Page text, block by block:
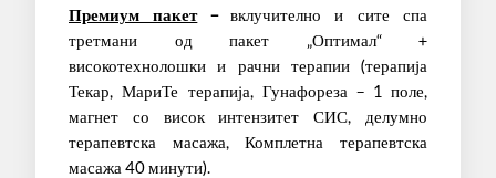
Премиум пакет –вклучително и сите спа
третмани од пакет „Оптимал“ +
високотехнолошки и рачни терапии (терапија
Текар, МариТе терапија, Гунафореза – 1 поле,
магнет со висок интензитет СИС, делумно
терапевтска масажа, Комплетна терапевтска
масажа 40 минути).